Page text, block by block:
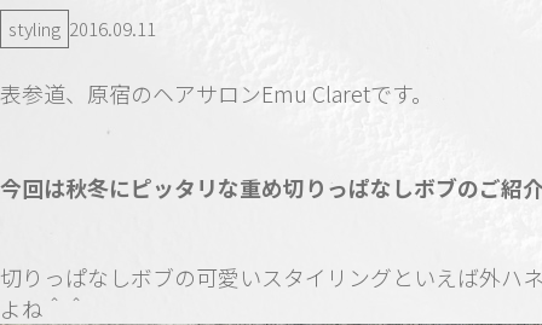
styling 2016.09.11
表参道、原宿のヘアサロンEmu Claretです。
今回は秋冬にピッタリな重め切りっぱなしボブのご紹
切りっぱなしボブの可愛いスタイリングといえば外ハ
よね＾＾